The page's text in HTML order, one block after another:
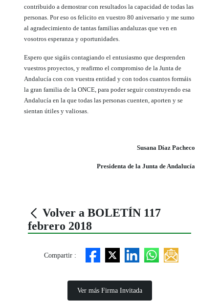
contribuido a demostrar con resultados la capacidad de todas las
personas. Por eso os felicito en vuestro 80 aniversario y me sumo
al agradecimiento de tantas familias andaluzas que ven en
vosotros esperanza y oportunidades.
Espero que sigáis contagiando el entusiasmo que desprenden
vuestros proyectos, y reafirmo el compromiso de la Junta de
Andalucía con con vuestra entidad y con todos cuantos formáis
la gran familia de la ONCE, para poder seguir construyendo esa
Andalucía en la que todas las personas cuenten, aporten y se
sientan útiles y valiosas.
Susana Díaz Pacheco
Presidenta de la Junta de Andalucía
Volver a BOLETÍN 117
febrero 2018
Compartir :
Ver más Firma Invitada